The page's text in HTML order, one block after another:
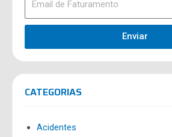
Enviar
CATEGORIAS
Acidentes